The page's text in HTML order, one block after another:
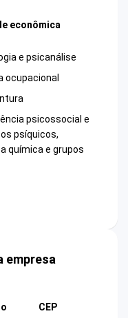
econômica
e psicanálise
ocupacional
psicossocial e
psíquicos,
química e grupos
empresa
CEP